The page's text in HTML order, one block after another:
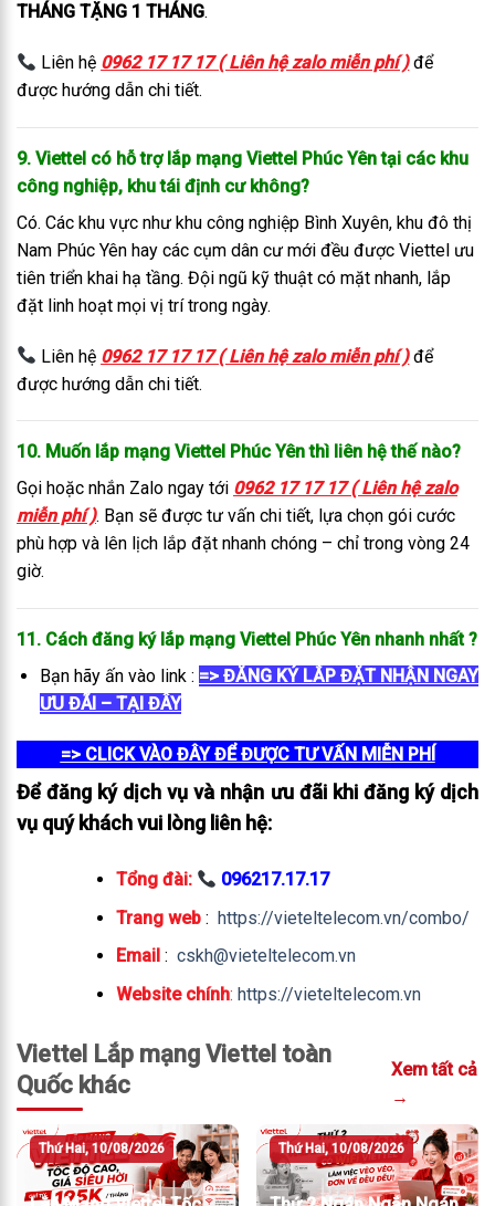
THÁNG TẶNG 1 THÁNG.
Liên hệ 0962 17 17 17 ( Liên hệ zalo miễn phí ) để
được hướng dẫn chi tiết.
9. Viettel có hỗ trợ lắp mạng Viettel Phúc Yên tại các khu
công nghiệp, khu tái định cư không?
Có. Các khu vực như khu công nghiệp Bình Xuyên, khu đô thị
Nam Phúc Yên hay các cụm dân cư mới đều được Viettel ưu
tiên triển khai hạ tầng. Đội ngũ kỹ thuật có mặt nhanh, lắp
đặt linh hoạt mọi vị trí trong ngày.
Liên hệ 0962 17 17 17 ( Liên hệ zalo miễn phí ) để
được hướng dẫn chi tiết.
10. Muốn lắp mạng Viettel Phúc Yên thì liên hệ thế nào?
Gọi hoặc nhắn Zalo ngay tới 0962 17 17 17 ( Liên hệ zalo
miễn phí ). Bạn sẽ được tư vấn chi tiết, lựa chọn gói cước
phù hợp và lên lịch lắp đặt nhanh chóng – chỉ trong vòng 24
giờ.
11. Cách đăng ký lắp mạng Viettel Phúc Yên nhanh nhất?
Bạn hãy ấn vào link : => ĐĂNG KÝ LẮP ĐẶT NHẬN NGAY
ƯU ĐÃI – TẠI ĐÂY
=> CLICK VÀO ĐÂY ĐỂ ĐƯỢC TƯ VẤN MIỄN PHÍ
Để đăng ký dịch vụ và nhận ưu đãi khi đăng ký dịch
vụ quý khách vui lòng liên hệ:
Tổng đài:
096217.17.17
Trang web: https://vieteltelecom.vn/combo/
Email : cskh@vieteltelecom.vn
Website chính: https://vieteltelecom.vn
Viettel Lắp mạng Viettel toàn
Quốc khác
Xem tất cả
→
Thứ Hai, 10/08/2026 Thứ Hai, 10/08/2026